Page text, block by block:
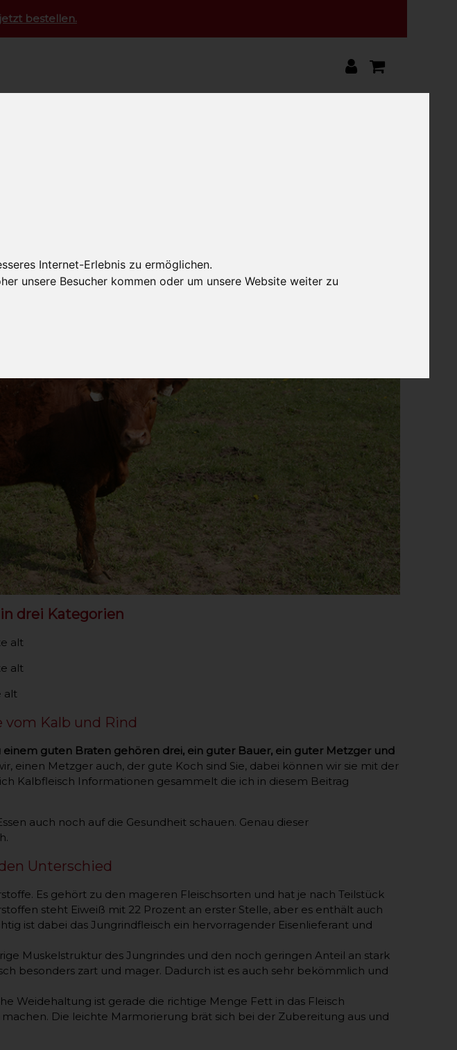
Internet-Erlebnis zu ermöglichen.
unsere Besucher kommen oder um unsere Website weiter zu
bestellen.
besonders zart und saftig. Das Fleisch stammt von natürlich gehaltenen
aufwachsen.
drei Kategorien
alt
alt
alt
Kalb und Rind
einem guten Braten gehören drei, ein guter Bauer, ein guter Metzger und
einen Metzger auch, der gute Koch sind Sie, dabei können wir sie mit der
Kalbfleisch Informationen gesammelt die ich in diesem Beitrag
auch noch auf die Gesundheit schauen. Genau dieser
Unterschied
Es gehört zu den mageren Fleischsorten und hat je nach Teilstück
steht Eiweiß mit 22 Prozent an erster Stelle, aber es enthält auch
ist dabei das Jungrindfleisch ein hervorragender Eisenlieferant und
Muskelstruktur des Jungrindes und den noch geringen Anteil an stark
besonders zart und mager. Dadurch ist es auch sehr bekömmlich und
Weidehaltung ist gerade die richtige Menge Fett in das Fleisch
Die leichte Marmorierung brät sich bei der Zubereitung aus und